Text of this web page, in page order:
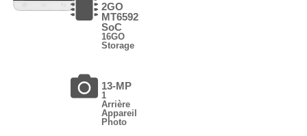
2GO
MT6592
SoC
16GO
Storage
13-MP
1
Arrière
Appareil
Photo